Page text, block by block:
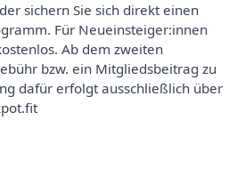
sichern Sie sich direkt einen
Für Neueinsteiger:innen
Ab dem zweiten
bzw. ein Mitgliedsbeitrag zu
dafür erfolgt ausschließlich über